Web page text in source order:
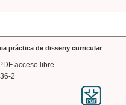
práctica de disseny curricular
acceso libre
2